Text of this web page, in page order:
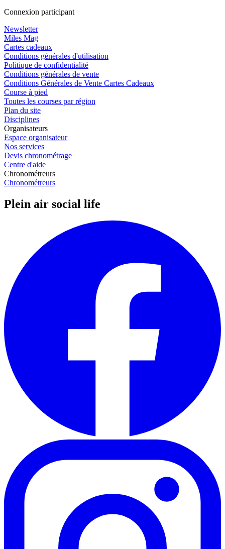
Connexion participant
Newsletter
Miles Mag
Cartes cadeaux
Conditions générales d'utilisation
Politique de confidentialité
Conditions générales de vente
Conditions Générales de Vente Cartes Cadeaux
Course à pied
Toutes les courses par région
Plan du site
Disciplines
Organisateurs
Espace organisateur
Nos services
Devis chronométrage
Centre d'aide
Chronométreurs
Chronométreurs
Plein air social life